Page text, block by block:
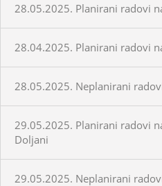
28.05.2025. Planirani radovi
28.04.2025. Planirani radovi
28.05.2025. Neplanirani
29.05.2025. Planirani radovi
Doljani
29.05.2025. Neplanirani